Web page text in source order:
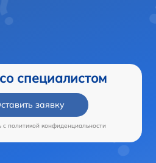
специалистом
заявку
c политикой конфиденциальности